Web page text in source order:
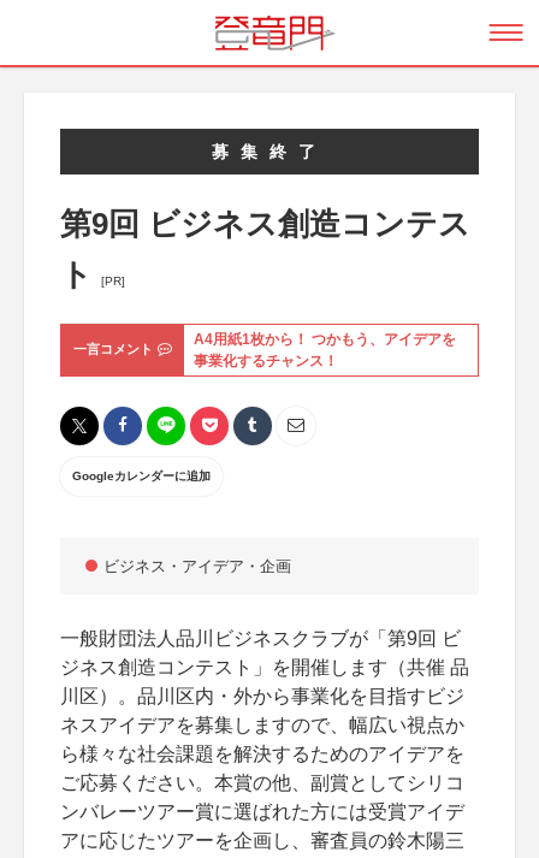
募集終了
第9回 ビジネス創造コンテス
ト
[PR]
一言コメント
A4用紙1枚から！ つかもう、アイデアを
事業化するチャンス！
Googleカレンダーに追加
ビジネス・アイデア・企画
一般財団法人品川ビジネスクラブが「第9回 ビ
ジネス創造コンテスト」を開催します（共催 品
川区）。品川区内・外から事業化を目指すビジ
ネスアイデアを募集しますので、幅広い視点か
ら様々な社会課題を解決するためのアイデアを
ご応募ください。本賞の他、副賞としてシリコ
ンバレーツアー賞に選ばれた方には受賞アイデ
アに応じたツアーを企画し、審査員の鈴木陽三